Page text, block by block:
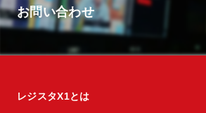
お問い合わせ
レジスタX1とは